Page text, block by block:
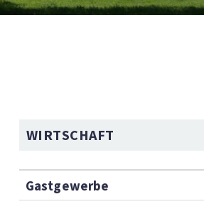
NAVIGATION
WIRTSCHAFT
Gastgewerbe